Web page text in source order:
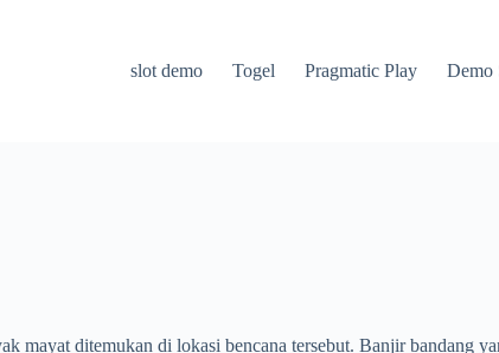
slot demo Togel Pragmatic Play Demo
mayat ditemukan di lokasi bencana tersebut. Banjir bandang